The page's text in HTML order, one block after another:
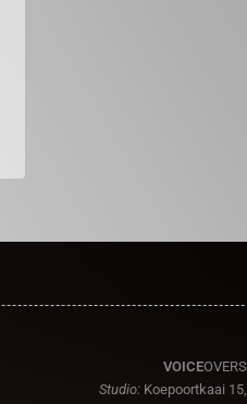
VOICEOVERS
Studio:Koepoortkaai 15,